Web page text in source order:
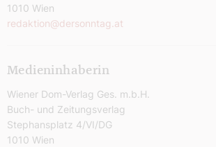
1010 Wien
redaktion@dersonntag.at
Medieninhaberin
Wiener Dom-Verlag Ges. m.b.H.
Buch- und Zeitungsverlag
Stephansplatz 4/VI/DG
1010 Wien